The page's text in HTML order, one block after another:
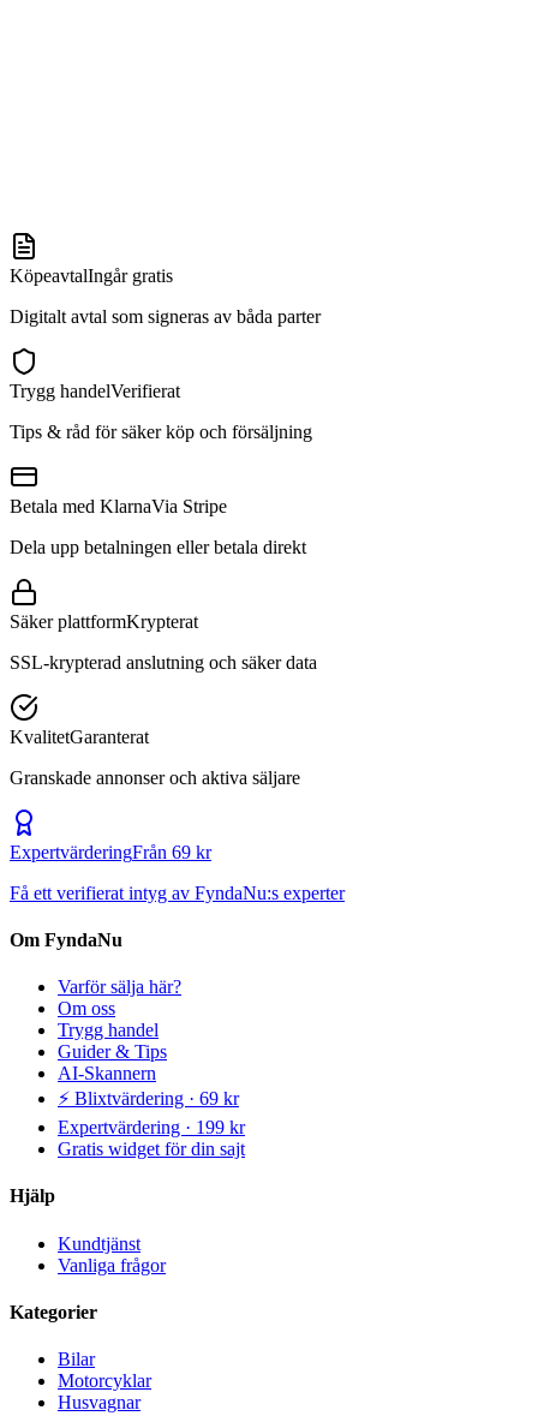
KöpeavtalIngår gratis
Digitalt avtal som signeras av båda parter
Trygg handelVerifierat
Tips & råd för säker köp och försäljning
Betala med KlarnaVia Stripe
Dela upp betalningen eller betala direkt
Säker plattformKrypterat
SSL-krypterad anslutning och säker data
KvalitetGaranterat
Granskade annonser och aktiva säljare
ExpertvärderingFrån 69 kr
Få ett verifierat intyg av FyndaNu:s experter
Om FyndaNu
Varför sälja här?
Om oss
Trygg handel
Guider & Tips
AI-Skannern
⚡ Blixtvärdering · 69 kr
Expertvärdering · 199 kr
Gratis widget för din sajt
Hjälp
Kundtjänst
Vanliga frågor
Kategorier
Bilar
Motorcyklar
Husvagnar